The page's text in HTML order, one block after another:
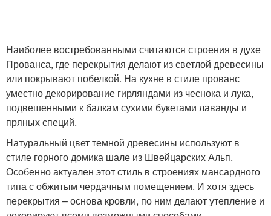
Бетонная балка
Наиболее востребованными считаются строения в духе
Прованса, где перекрытия делают из светлой древесины
или покрывают побелкой. На кухне в стиле прованс
уместно декорирование гирляндами из чеснока и лука,
подвешенными к балкам сухими букетами лаванды и
пряных специй.
Натуральный цвет темной древесины используют в
стиле горного домика шале из Швейцарских Альп.
Особенно актуален этот стиль в строениях мансардного
типа с обжитым чердачным помещением. И хотя здесь
перекрытия – основа кровли, по ним делают утепление и